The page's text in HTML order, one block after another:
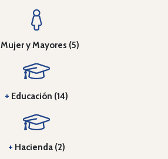
Mujer y Mayores (5)
+ Educación (14)
+ Hacienda (2)